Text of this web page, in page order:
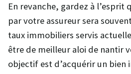
En revanche, gardez à l’esprit
par votre assureur sera
taux immobiliers servis
être de meilleur aloi de nantir
objectif est d’acquérir un bien